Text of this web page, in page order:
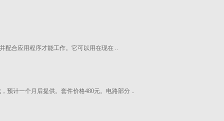
配合应用程序才能工作。它可以用在现在 ..
预计一个月后提供。套件价格480元。电路部分 ..